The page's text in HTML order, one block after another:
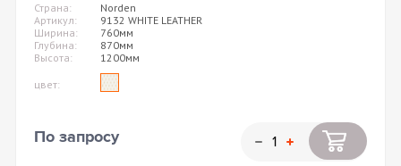
Страна:
Norden
Артикул:
9132 WHITE LEATHER
Ширина:
760мм
Глубина:
870мм
Высота:
1200мм
цвет:
По запросу